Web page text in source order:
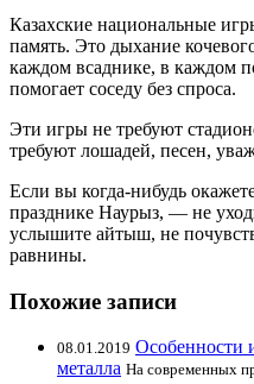
Казахские национальные
память. Это дыхание
каждом всаднике, в каждом
помогает соседу без спроса.
Эти игры не требуют
требуют лошадей, песен,
Если вы когда-нибудь
празднике Наурыз, — не
услышите айтыш, не
равнины.
Похожие записи
08.01.2019 Особенности
металла На современных